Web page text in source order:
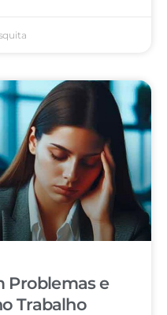
Problemas e
Trabalho